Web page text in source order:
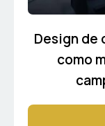
Design de
como